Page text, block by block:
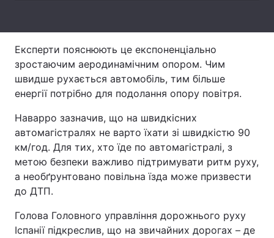
Експерти пояснюють це експоненціально
зростаючим аеродинамічним опором. Чим
швидше рухається автомобіль, тим більше
енергії потрібно для подолання опору повітря.
Наварро зазначив, що на швидкісних
автомагістралях не варто їхати зі швидкістю 90
км/год. Для тих, хто їде по автомагістралі, з
метою безпеки важливо підтримувати ритм руху,
а необґрунтовано повільна їзда може призвести
до ДТП.
Голова Головного управління дорожнього руху
Іспанії підкреслив, що на звичайних дорогах – де